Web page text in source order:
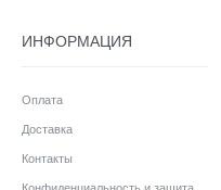
ИНФОРМАЦИЯ
Оплата
Доставка
Контакты